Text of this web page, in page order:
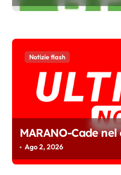
Notizie flash
MARANO-Cade
Ago 2, 2026